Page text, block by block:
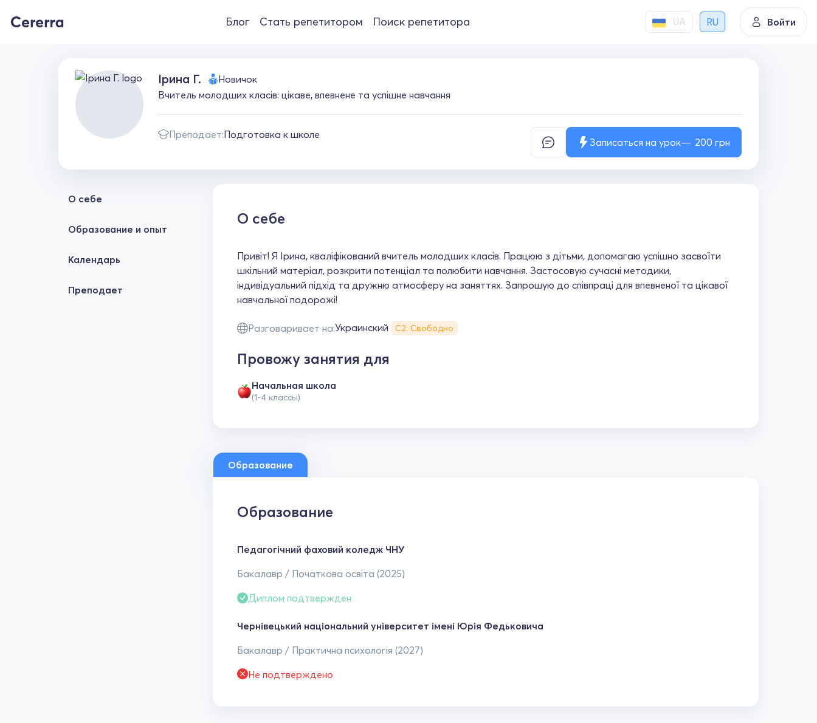
Блог Стать репетитором Поиск репетитора UA RU Войти
Ірина Г.
Новичок
Вчитель молодших класів: цікаве, впевнене та успішне навчання
Преподает:Подготовка к школе
Записаться на урок 200 грн
О себе
Образование и опыт
Календарь
Преподает
О себе
Привіт! Я Ірина, кваліфікований вчитель молодших класів. Працюю з дітьми, допомагаю успішно засвоїти
шкільний матеріал, розкрити потенціал та полюбити навчання. Застосовую сучасні методики,
індивідуальний підхід та дружню атмосферу на заняттях. Запрошую до співпраці для впевненої та цікавої
навчальної подорожі!
Разговаривает на:Украинский С2: Свободно
Провожу занятия для
Начальная школа
(1-4 классы)
Образование
Образование
Педагогічний фаховий коледж ЧНУ
Бакалавр / Початкова освіта (2025)
Диплом подтвержден
Чернівецький національний університет імені Юрія Федьковича
Бакалавр / Практична психологія (2027)
Не подтверждено